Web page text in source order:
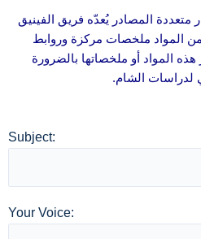
متعددة المصادر يُعدّه فريق الفينيق
المواد ملخصات مركزة وروابط
المواد أو ملخصاتها بالضرورة
لدراسات الشام.
Subject:
Your Voice: